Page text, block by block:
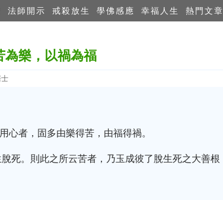
法師開示 戒殺放生 學佛感應 幸福人生 熱門文章
為樂，以禍為福
心者，固多由樂得苦，由福得禍。
死。則此之所云苦者，乃玉成彼了脫生死之大善根